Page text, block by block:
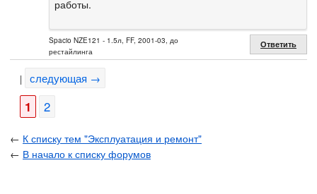
работы.
Spacio NZE121 - 1.5л, FF, 2001-03, до
рестайлинга
Ответить
| следующая →
1 2
← К списку тем "Эксплуатация и ремонт"
← В начало к списку форумов